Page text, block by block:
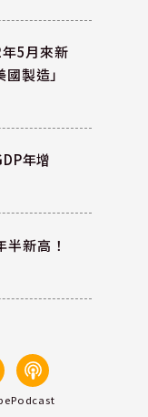
5月來新
製造」
年增
新高！
Podcast